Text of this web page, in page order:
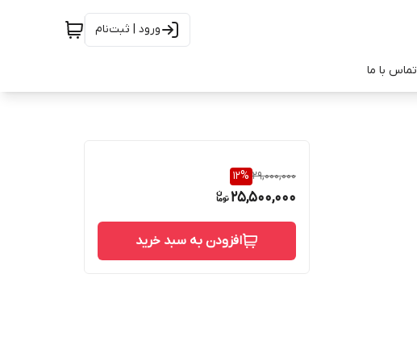
ورود | ثبت‌نام
تماس با ما
29,000,000
12%
25,500,000
افزودن به سبد خرید